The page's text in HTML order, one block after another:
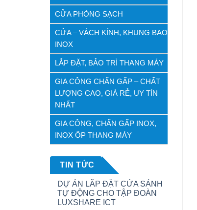
CỬA PHÒNG SẠCH
CỬA – VÁCH KÍNH, KHUNG BAO
INOX
LẮP ĐẶT, BẢO TRÌ THANG MÁY
GIA CÔNG CHẤN GẤP – CHẤT
LƯỢNG CAO, GIÁ RẺ, UY TÍN
NHẤT
GIA CÔNG, CHẤN GẤP INOX,
INOX ỐP THANG MÁY
TIN TỨC
DỰ ÁN LẮP ĐẶT CỬA SẢNH
TỰ ĐỘNG CHO TẬP ĐOÀN
LUXSHARE ICT